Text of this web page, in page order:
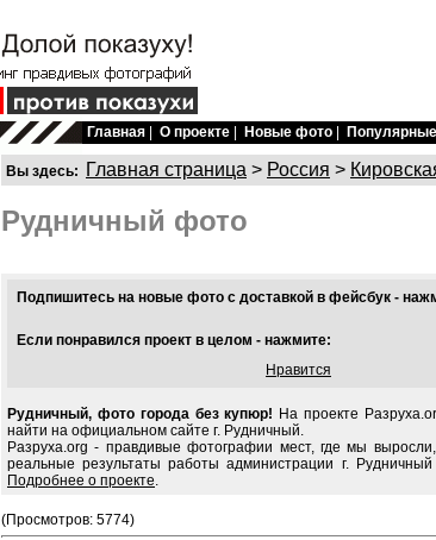
Главная О проекте Новые фото
Вы здесь: Главная страница > Россия >
Рудничный фото
Подпишитесь на новые фото с доставкой в фейсбук -
Если понравился проект в целом - нажмите:
Нравится
Рудничный, фото города без купюр! На проекте
найти на официальном сайте г. Рудничный.
Разруха.org - правдивые фотографии мест, где мы
реальные результаты работы администрации г.
Подробнее о проекте.
(Просмотров: 5774)